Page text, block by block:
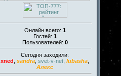
Онлайн всего: 1
Гостей: 1
Пользователей: 0
Сегодня заходили:
xned
sandra svet-v-net lubasha
Алекс